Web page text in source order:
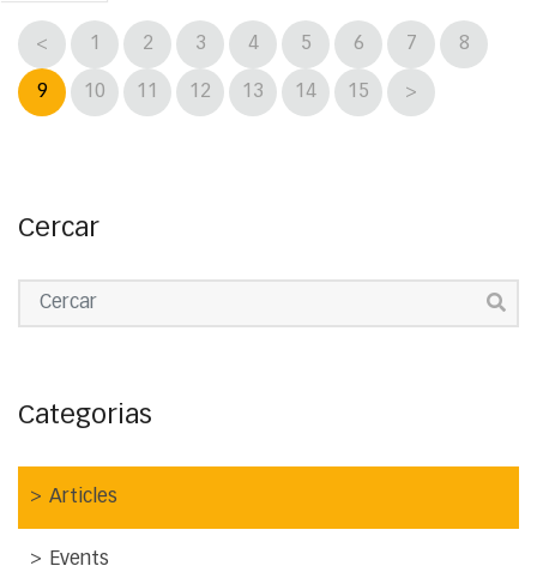
< 1 2 3 4 5 6 7 8
9 10 11 12 13 14 15 >
Cercar
Categorias
Articles
Events